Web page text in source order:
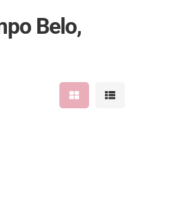
Belo,
Mostrar resultados em
Mostrar